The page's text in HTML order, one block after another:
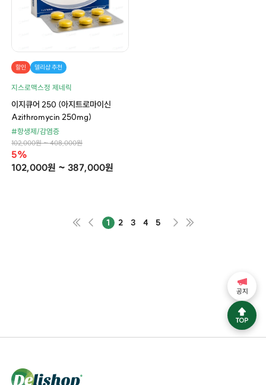
할인 델리샵 추천
지스로맥스정 제네릭
이지큐어 250 (아지트로마이신
Azithromycin 250mg)
#항생제/감염증
102,000원 ~ 408,000원
5%
102,000원 ~ 387,000원
1 2 3 4 5
공지